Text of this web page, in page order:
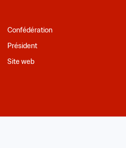
Confédération
Président
Site web